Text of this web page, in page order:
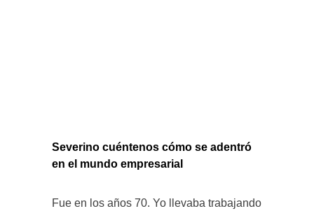
Severino cuéntenos cómo se adentró
en el mundo empresarial
Fue en los años 70. Yo llevaba trabajando